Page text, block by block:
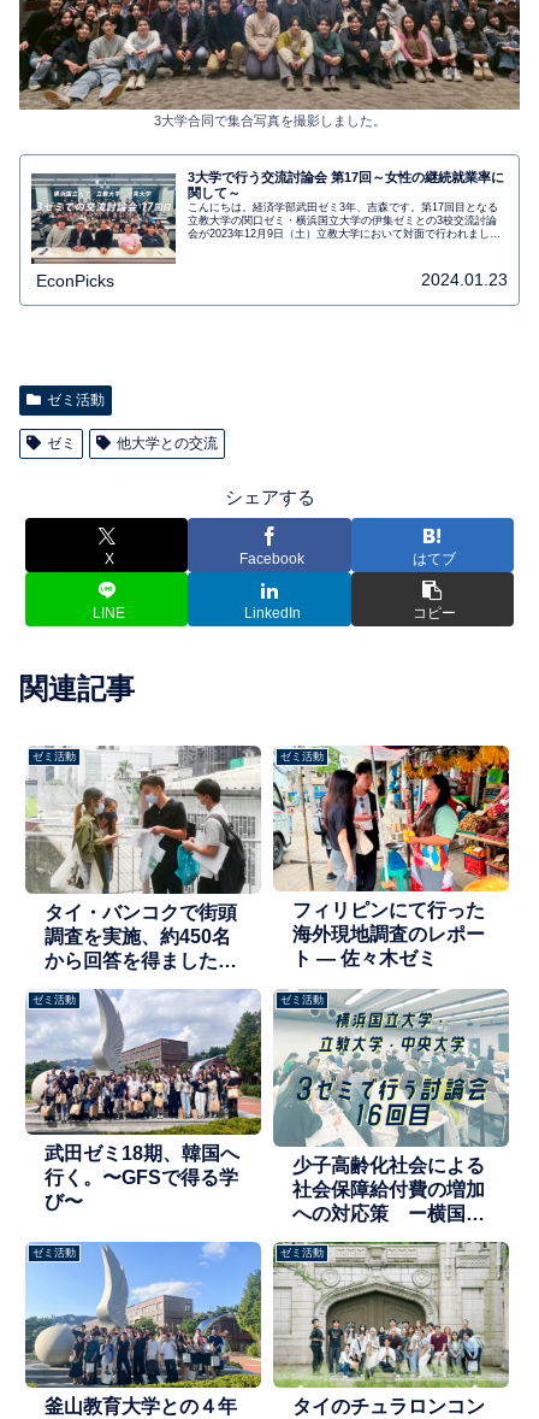
3大学合同で集合写真を撮影しました。
3大学で行う交流討論会 第17回～女性の継続就業率に
関して～
こんにちは。経済学部武田ゼミ3年、吉森です。第17回目となる
立教大学の関口ゼミ・横浜国立大学の伊集ゼミとの3校交流討論
会が2023年12月9日（土）立教大学において対面で行われまし
EconPicks 2024.01.23
ゼミ活動
ゼミ 他大学との交流
シェアする
X Facebook はてブ
LINE LinkedIn コピー
関連記事
ゼミ活動
タイ・バンコクで街頭
調査を実施、約450名
から回答を得ました
ー佐々木創ゼミ
ゼミ活動
フィリピンにて行った
海外現地調査のレポー
ト ― 佐々木ゼミ
ゼミ活動
武田ゼミ18期、韓国へ
行く。〜GFSで得る学
び〜
ゼミ活動
少子高齢化社会による
社会保障給付費の増加
への対応策 ー横国・
立教との討論会
ゼミ活動
釜山教育大学との４年
ゼミ活動
タイのチュラロンコン